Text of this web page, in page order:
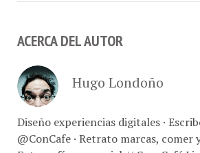
Diseño experiencias digitales ·
@ConCafe · Retrato marcas, comer y
Fotografía comercial // Con-Café